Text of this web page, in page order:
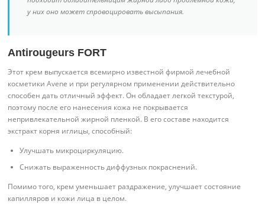
у них оно может спровоцировать высыпания.
Antirougeurs FORT
Этот крем выпускается всемирно известной фирмой лечебной
косметики Avene и при регулярном применении действительно
способен дать отличный эффект. Он обладает легкой текстурой,
поэтому после его нанесения кожа не покрывается
непривлекательной жирной пленкой. В его составе находится
экстракт корня иглицы, способный:
Улучшать микроциркуляцию.
Снижать выраженность диффузных покраснений.
Помимо того, крем уменьшает раздражение, улучшает состояние
капилляров и кожи лица в целом.